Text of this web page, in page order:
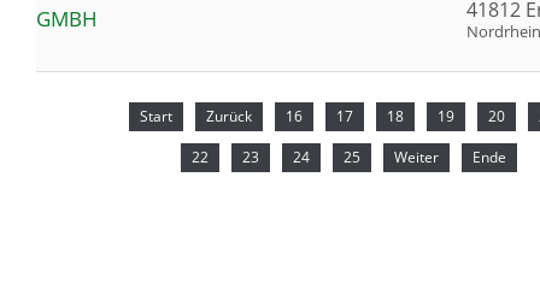
GMBH
41812
Start Zurück 16 17 18 19 20
22 23 24 25 Weiter Ende